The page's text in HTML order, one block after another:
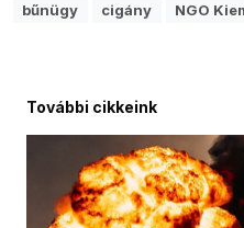
bűnügy cigány NGO
További cikkeink